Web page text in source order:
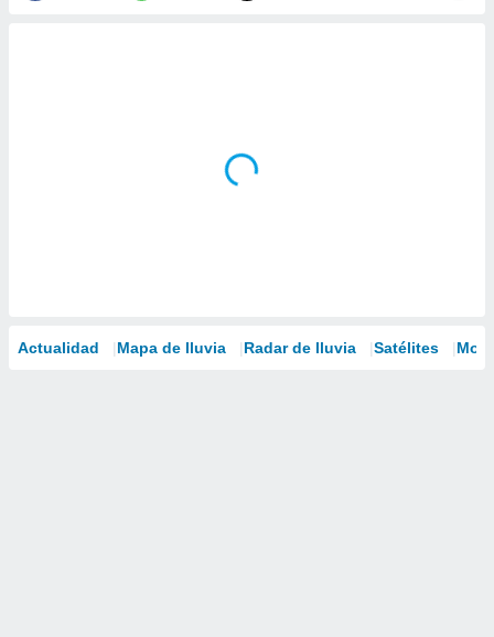
Actualidad Mapa de lluvia Radar de lluvia Satélites